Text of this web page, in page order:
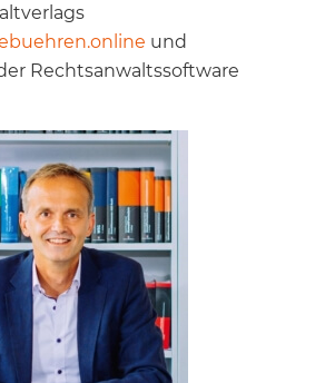
und
Rechtsanwaltssoftware